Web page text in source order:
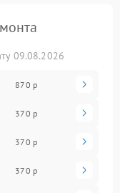
09.08.2026
870 р
370 р
370 р
370 р